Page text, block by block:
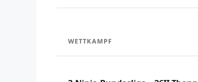
WETTKAMPF